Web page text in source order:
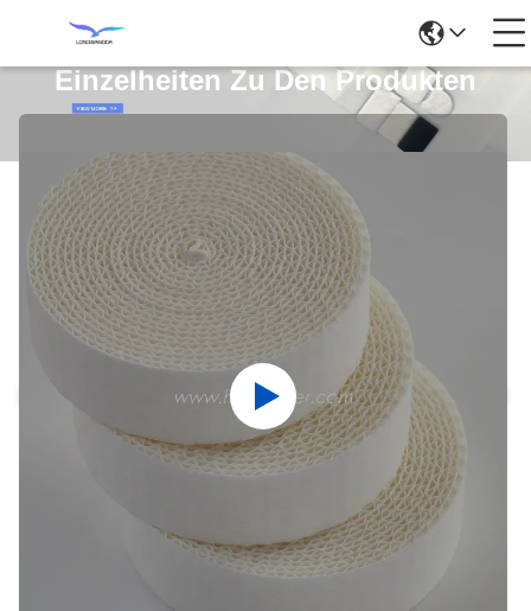
Einzelheiten Zu Den Produkten